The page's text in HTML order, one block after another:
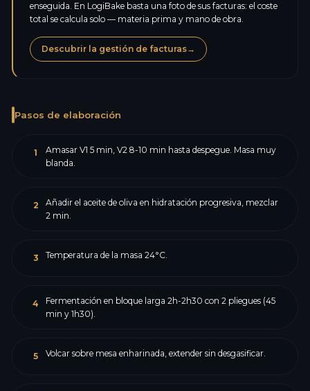
enseguida. En LogiBake basta una foto de sus facturas: el coste
total se calcula solo — materia prima y mano de obra.
Descubrir la gestión de facturas→
Pasos de elaboración
1
Amasar V1 5 min, V2 8-10 min hasta despegue. Masa muy
blanda.
2
Añadir el aceite de oliva en hidratación progresiva, mezclar
2 min.
3 Temperatura de la masa 24°C.
4
Fermentación en bloque larga 2h-2h30 con 2 pliegues (45
min y 1h30).
5 Volcar sobre mesa enharinada, extender sin desgasificar.